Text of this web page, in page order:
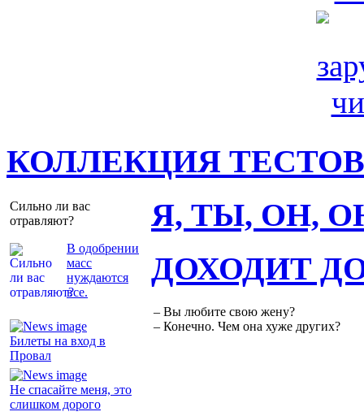
КОЛЛЕКЦИЯ ТЕСТОВ
Сильно ли вас
отравляют?
В одобрении
масс
нуждаются
все.
Я, ТЫ, ОН,
Билеты на вход в
Провал
Не спасайте меня, это
слишком дорого
ДОХОДИТ
– Вы любите свою жену?
– Конечно. Чем она хуже других?